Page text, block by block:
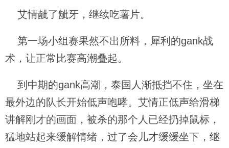
艾情龇了龇牙，继续吃薯片。
第一场小组赛果然不出所料，犀利的gank战
术，让正常比赛高潮叠起。
到中期的gank高潮，泰国人渐抵挡不住，坐在
最外边的队长开始低声咆哮。艾情正低声给滑梯
讲解刚才的画面，被杀的那个人已经扔掉鼠标，
猛地站起来缓解情绪，过了会儿才缓缓坐下，继